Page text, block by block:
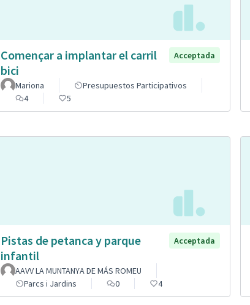
Començar a implantar el carril
bici
Acceptada
Mariona
Presupuestos Participativos
4
5
Pistas de petanca y parque
infantil
Acceptada
AAVV LA MUNTANYA DE MÁS ROMEU
Parcs i Jardins
0 4